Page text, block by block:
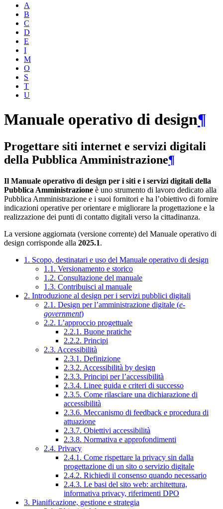
A
B
C
D
E
I
M
O
S
T
U
Manuale operativo di design¶
Progettare siti internet e servizi digitali
della Pubblica Amministrazione¶
Il Manuale operativo di design per i siti e i servizi digitali della
Pubblica Amministrazione è uno strumento di lavoro dedicato alla
Pubblica Amministrazione e i suoi fornitori e ha l’obiettivo di fornire
indicazioni operative per orientare e migliorare la progettazione e la
realizzazione dei punti di contatto digitali verso la cittadinanza.
La versione aggiornata (versione corrente) del Manuale operativo di
design corrisponde alla 2025.1.
1. Scopo, destinatari e uso del Manuale operativo di design
1.1. Versionamento e storico
1.2. Consultazione del manuale
1.3. Contribuisci al manuale
2. Introduzione al design per i servizi pubblici digitali
2.1. Design per l’amministrazione digitale (e-
government)
2.2. L’approccio progettuale
2.2.1. Buone pratiche
2.2.2. Principi
2.3. Accessibilità
2.3.1. Definizione
2.3.2. Accessibilità by design
2.3.3. Principi per l’accessibilità
2.3.4. Linee guida e criteri di successo
2.3.5. Come rilasciare una dichiarazione di
accessibilità
2.3.6. Meccanismo di feedback e procedura di
attuazione
2.3.7. Obiettivi accessibilità
2.3.8. Normativa e approfondimenti
2.4. Privacy
2.4.1. Come rispettare la privacy sin dalla
progettazione di un sito o servizio digitale
2.4.2. Richiedi il consenso quando necessario
2.4.3. Le basi del sito web: architettura,
informativa privacy, riferimenti DPO
3. Pianificazione, gestione e strategia